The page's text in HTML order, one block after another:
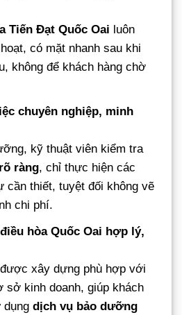
Tiến Đạt Quốc Oai luôn
có mặt nhanh sau khi
không để khách hàng chờ
chuyên nghiệp, minh
kỹ thuật viên kiểm tra
ràng, chỉ thực hiện các
cần thiết, tuyệt đối không vẽ
chi phí.
hòa Quốc Oai hợp lý,
xây dựng phù hợp với
sở kinh doanh, giúp khách
dụngdịch vụ bảo dưỡng